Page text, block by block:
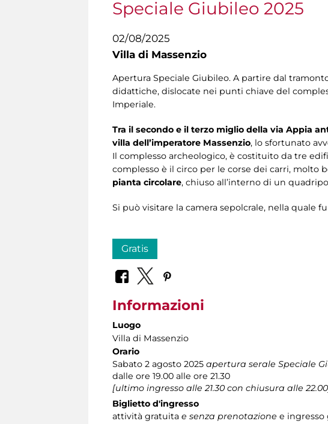
Speciale Giubileo 2025
02/08/2025
Villa di Massenzio
Apertura Speciale Giubileo. A partire dal
didattiche, dislocate nei punti chiave del
Imperiale.
Tra il secondo e il terzo miglio della via Appia
villa dell’imperatore Massenzio, lo sfortunato
Il complesso archeologico, è costituito da tre
complesso è il circo per le corse dei carri, molto
pianta circolare, chiuso all’interno di un
Si può visitare la camera sepolcrale, nella quale
Gratis
Informazioni
Luogo
Villa di Massenzio
Orario
Sabato 2 agosto 2025 apertura serale Speciale
dalle ore 19.00 alle ore 21.30
[ultimo ingresso alle 21.30 con chiusura alle
Biglietto d'ingresso
attività gratuita e senza prenotazione e ingresso